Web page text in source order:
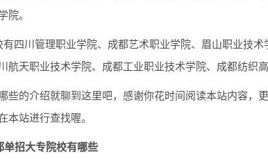
。
四川管理职业学院、成都艺术职业学院、眉山职业技
航天职业技术学院、成都工业职业技术学院、成都纺织高
些的介绍就聊到这里吧，感谢你花时间阅读本站内容，
本站进行查找喔。
招大专院校有哪些